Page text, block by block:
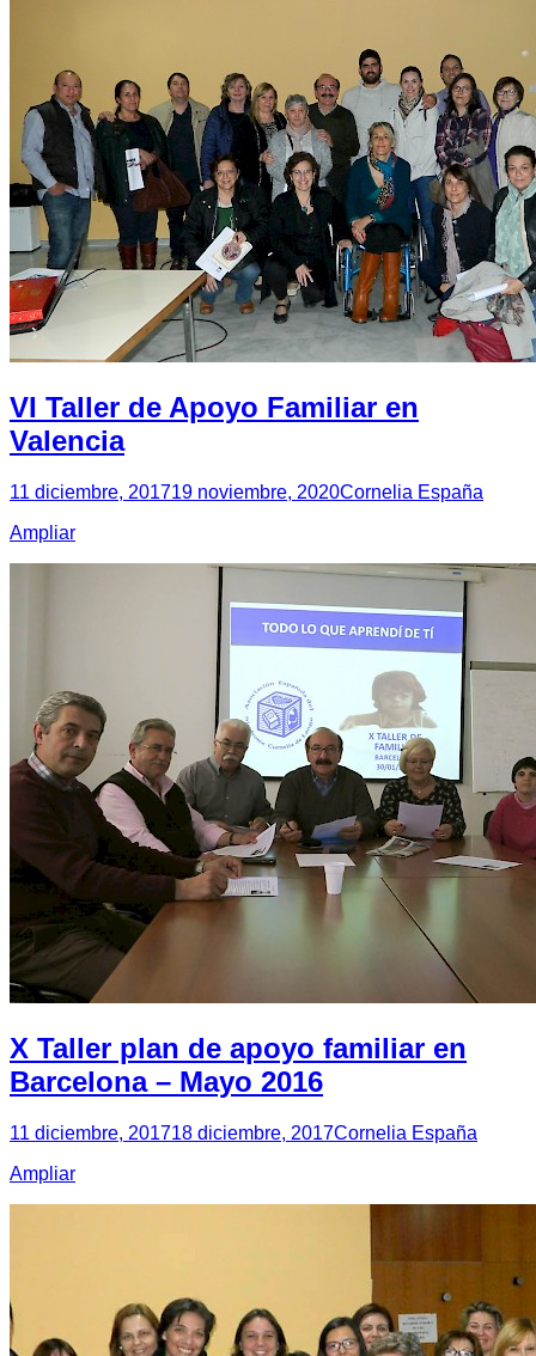
VI Taller de Apoyo Familiar en
Valencia
11 diciembre, 201719 noviembre, 2020Cornelia España
Ampliar
X Taller plan de apoyo familiar en
Barcelona – Mayo 2016
11 diciembre, 201718 diciembre, 2017Cornelia España
Ampliar